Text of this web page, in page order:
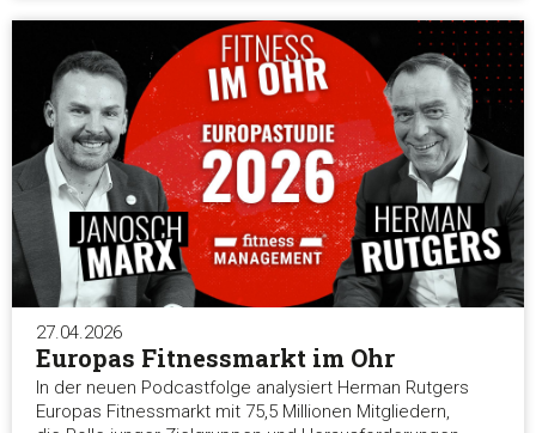
27.04.2026
Europas Fitnessmarkt im Ohr
In der neuen Podcastfolge analysiert Herman Rutgers
Europas Fitnessmarkt mit 75,5 Millionen Mitgliedern,